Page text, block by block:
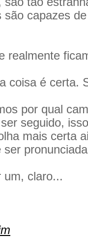
são capazes
realmente
coisa é certa.
por qual
seguido,
mais certa
ser
um, claro...